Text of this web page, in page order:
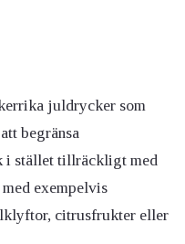
juldrycker som
begränsa
i stället tillräckligt med
exempelvis
citrusfrukter eller